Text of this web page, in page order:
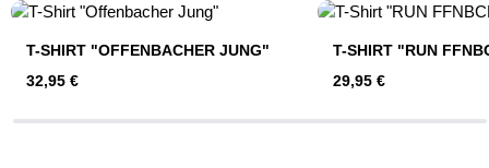
T-SHIRT "OFFENBACHER JUNG"
Regulärer Preis:
32,95 €
T-SHIRT "RUN
Regulärer Preis:
29,95 €